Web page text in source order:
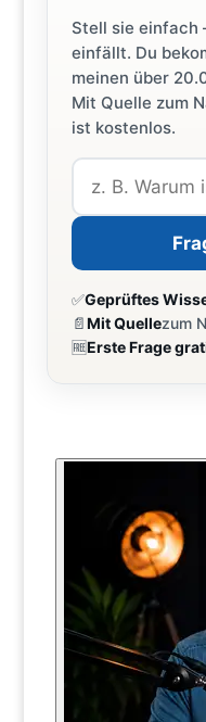
Stell sie einfach
einfällt. Du
meinen über
Mit Quelle zum
ist kostenlos.
✅Geprüftes
📄Mit Quellezum
🆓Erste Frage